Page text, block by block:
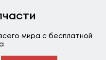
мира с бесплатной